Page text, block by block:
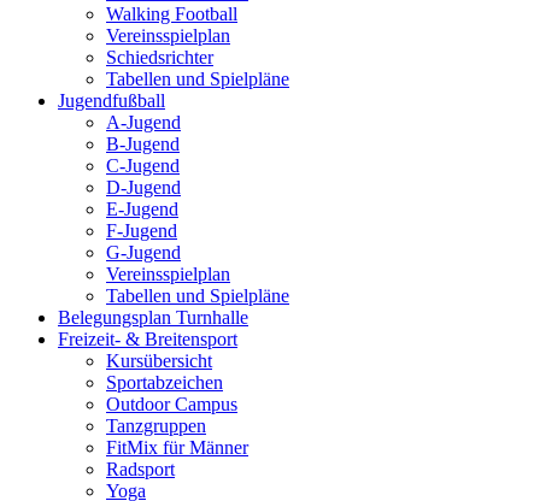
Walking Football
Vereinsspielplan
Schiedsrichter
Tabellen und Spielpläne
Jugendfußball
A-Jugend
B-Jugend
C-Jugend
D-Jugend
E-Jugend
F-Jugend
G-Jugend
Vereinsspielplan
Tabellen und Spielpläne
Belegungsplan Turnhalle
Freizeit- & Breitensport
Kursübersicht
Sportabzeichen
Outdoor Campus
Tanzgruppen
FitMix für Männer
Radsport
Yoga